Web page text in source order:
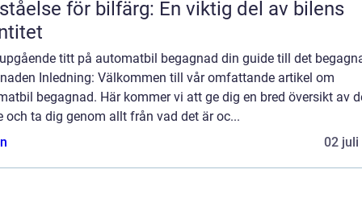
för bilfärg: En viktig del av bilens
titt på automatbil begagnad din guide till det
Inledning: Välkommen till vår omfattande artikel om
begagnad. Här kommer vi att ge dig en bred översikt av
och ta dig genom allt från vad det är oc...
02 juli